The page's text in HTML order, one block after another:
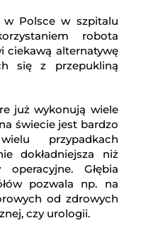
w Polsce w szpitalu
robota
ciekawą alternatywę
się z przepukliną
już wykonują wiele
świecie jest bardzo
przypadkach
dokładniejsza niż
Głębia
pozwala np. na
od zdrowych
czy urologii.